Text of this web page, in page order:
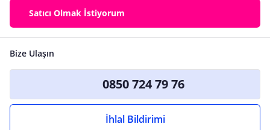
Satıcı Olmak İstiyorum
Bize Ulaşın
0850 724 79 76
İhlal Bildirimi